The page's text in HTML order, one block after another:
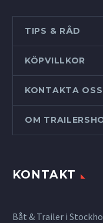
TIPS & RÅD
KÖPVILLKOR
KONTAKTA OSS
OM
KONTAKT
Båt & Trailer i